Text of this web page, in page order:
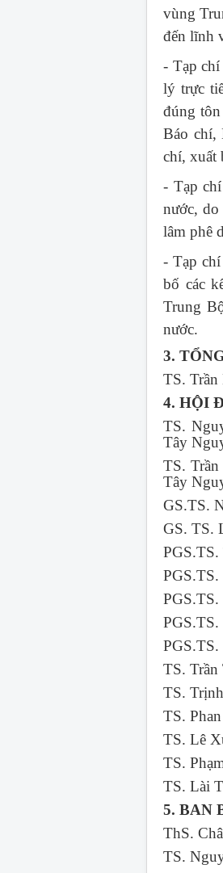
vùng
đến lĩnh
- Tạp
lý trực
đúng
Báo chí,
chí, xuất
- Tạp
nước, do
lâm phê
- Tạp
bố các
Trung
nước.
3.
TS.
4. HỘI
TS.
Tây
TS.
Tây
GS.TS.
GS. TS.
TS.
TS.
TS.
TS. Lê
TS.
TS. Lài
5. BAN
ThS.
TS.